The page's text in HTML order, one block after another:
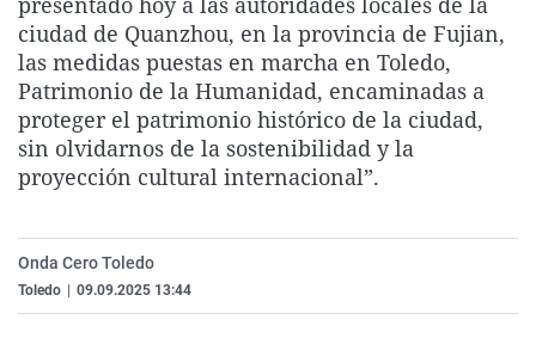
La rosa de los vientos
Gente viajera
Como el perro y el
Caso
Retornados
Equipo de
Operación Viuda
Extremadura
Galicia
La Rioja
Navarra
País Vasco
Virales
Televisión
Elecciones
ciudad de Quanzhou, en la provincia de Fujian,
las medidas puestas en marcha en Toledo,
Patrimonio de la Humanidad, encaminadas a
proteger el patrimonio histórico de la ciudad,
sin olvidarnos de la sostenibilidad y la
proyección cultural internacional”.
Onda Cero Toledo
Toledo 09.09.2025 13:44